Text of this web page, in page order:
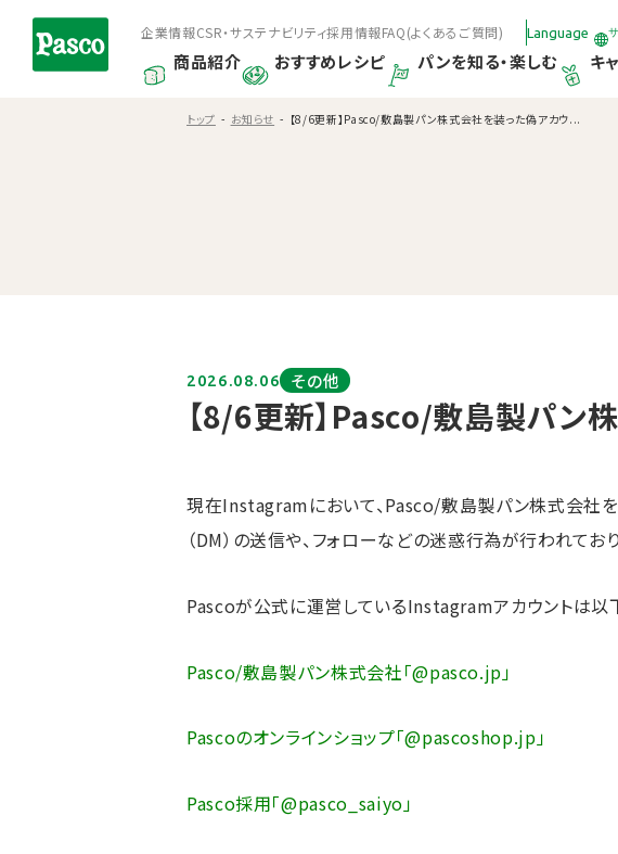
商品紹介 おすすめレシピ パンを知る・楽しむ キ
Language
企業情報CSR・サステナビリティ採用情報FAQ(よくあるご質問)
トップ お知らせ 【8/6更新】Pasco/敷島製パン株式会社を装った偽アカウ...
【8/6更新】Pasco/敷島製パン
2026.08.06 その他
現在Instagramにおいて、Pasco/敷島製パン株式会社を
（DM）の送信や、フォローなどの迷惑行為が行われており
Pascoが公式に運営しているInstagramアカウントは以
Pasco/敷島製パン株式会社「@pasco.jp」
Pascoのオンラインショップ「@pascoshop.jp」
Pasco採用「@pasco_saiyo」